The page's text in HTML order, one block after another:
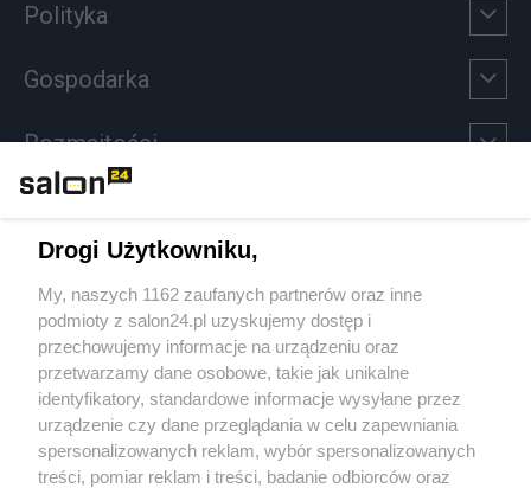
Polityka
Gospodarka
Rozmaitości
Sport
Społeczeństwo
Kultura
Drogi Użytkowniku,
My, naszych 1162 zaufanych partnerów oraz inne
podmioty z salon24.pl uzyskujemy dostęp i
przechowujemy informacje na urządzeniu oraz
przetwarzamy dane osobowe, takie jak unikalne
identyfikatory, standardowe informacje wysyłane przez
urządzenie czy dane przeglądania w celu zapewniania
spersonalizowanych reklam, wybór spersonalizowanych
treści, pomiar reklam i treści, badanie odbiorców oraz